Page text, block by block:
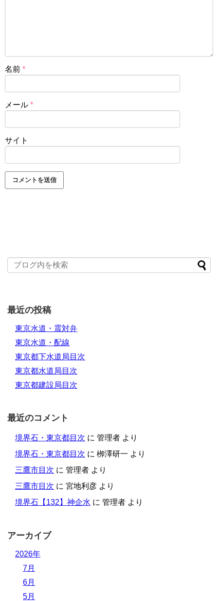
名前 *
メール *
サイト
最近の投稿
東京水道・震対弁
東京水道・配線
東京都下水道局目次
東京都水道局目次
東京都建設局目次
最近のコメント
境界石・東京都目次 に 管理者 より
境界石・東京都目次 に 栁澤研一 より
三鷹市目次 に 管理者 より
三鷹市目次 に 宮地利彦 より
境界石【132】神企水 に 管理者 より
アーカイブ
2026年
7月
6月
5月